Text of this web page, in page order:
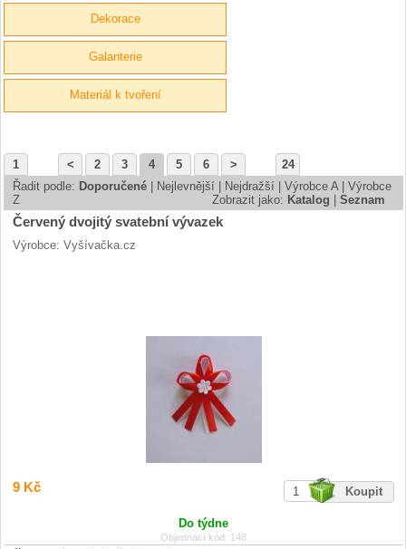
Dekorace
Galanterie
Materiál k tvoření
1 < 2 3 4 5 6 >
24
Řadit podle: Doporučené Nejlevnější Nejdražší Výrobce A| Výrobce
Z
Zobrazit jako: Katalog Seznam
Červený dvojitý svatební vývazek
Výrobce: Vyšívačka.cz
9 Kč
Do týdne
Objednací kód: 148